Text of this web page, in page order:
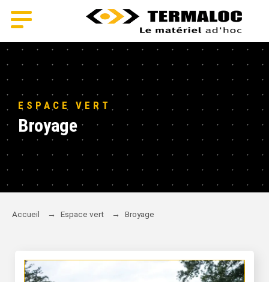
ESPACE VERT
Broyage
Accueil → Espace vert → Broyage